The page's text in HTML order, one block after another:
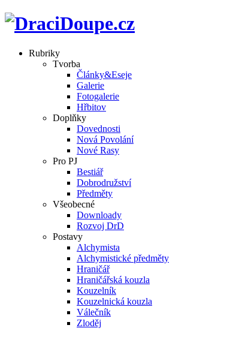
Rubriky
Tvorba
Články&Eseje
Galerie
Fotogalerie
Hřbitov
Doplňky
Dovednosti
Nová Povolání
Nové Rasy
Pro PJ
Bestiář
Dobrodružství
Předměty
Všeobecné
Downloady
Rozvoj DrD
Postavy
Alchymista
Alchymistické předměty
Hraničář
Hraničářská kouzla
Kouzelník
Kouzelnická kouzla
Válečník
Zloděj